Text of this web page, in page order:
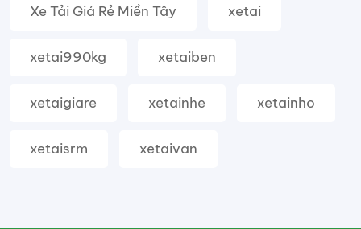
Xe Tải Giá Rẻ Miền Tây xetai
xetai990kg xetaiben
xetaigiare xetainhe xetainho
xetaisrm xetaivan